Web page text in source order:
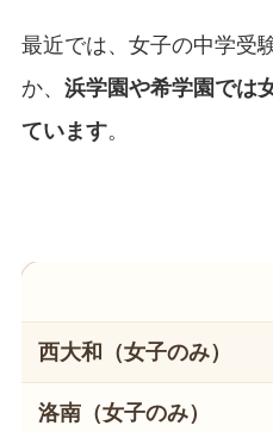
最近では、女子の中学受
か、 浜学園や希学園では
ています。
西大和（女子のみ）
洛南（女子のみ）